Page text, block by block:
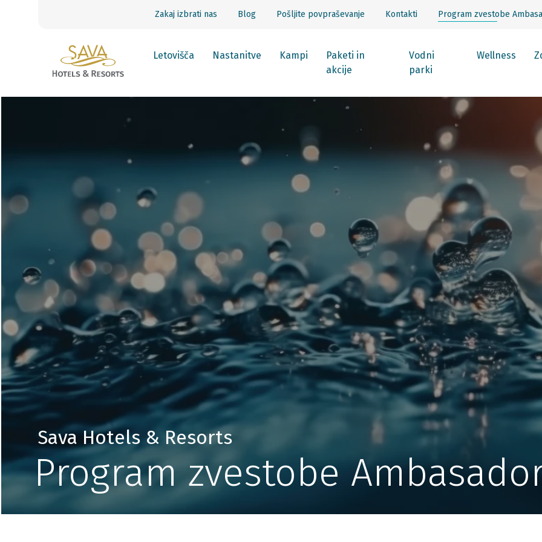
Zakaj izbrati nas Blog Pošljite povpraševanje Kontakti Program zvestobe
Letovišča Nastanitve Kampi
Paketi in
akcije
Vodni
parki
Wellness
Sava Hotels & Resorts
Program zvestobe